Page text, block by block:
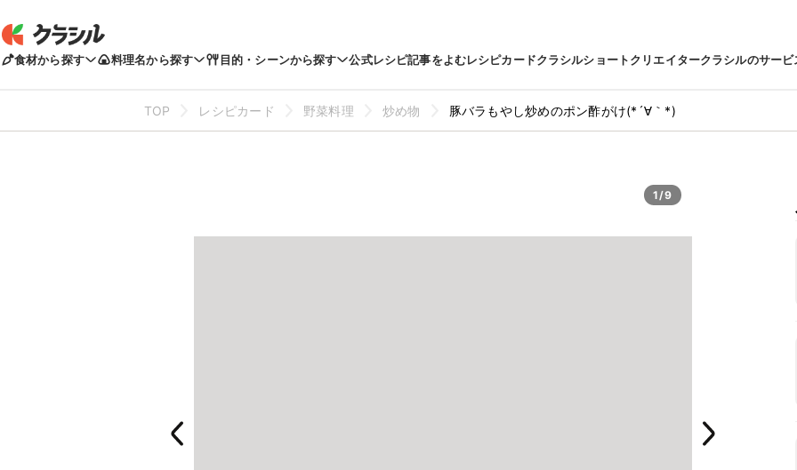
食材から探す 料理名から探す 目的・シーンから探す 公式レシピ記事をよむレシピカードクラシルショートクリエイタークラシルのサービ
TOP レシピカード 野菜料理 炒め物 豚バラもやし炒めのポン酢がけ(*´∀｀*)
1/9